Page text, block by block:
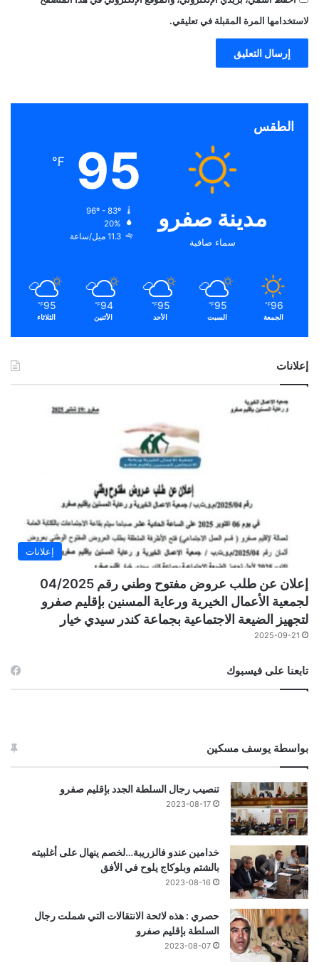
لاستخدامها المرة المقبلة في تعليقي.
الطقس
مدينة صفرو
سماء صافية
95
℉
20%
11.3 ميل/ساعة
96
℉
الجمعة
95
℉
السبت
95
℉
الأحد
94
℉
الأثنين
95
℉
الثلاثاء
إعلانات
إعلانات
إعلان عن طلب عروض مفتوح وطني رقم 04/2025
لجمعية الأعمال الخيرية ورعاية المسنين بإقليم صفرو
لتجهيز الضيعة الاجتماعية بجماعة كندر سيدي خيار
2025-09-21
تابعنا على فيسبوك
بواسطة يوسف مسكين
تنصيب رجال السلطة الجدد بإقليم صفرو
2023-08-17
خدامين عندو فالزريبة…لخصم ينهال على أغلبيته
بالشتم وبلوكاج يلوح في الأفق
2023-08-16
حصري : هذه لائحة الانتقالات التي شملت رجال
السلطة بإقليم صفرو
2023-08-07